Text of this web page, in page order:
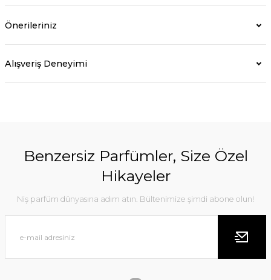
Önerileriniz
Alışveriş Deneyimi
Benzersiz Parfümler, Size Özel
Hikayeler
Niş parfüm dünyasına adım atın. Bültenimize şimdi abone olun!